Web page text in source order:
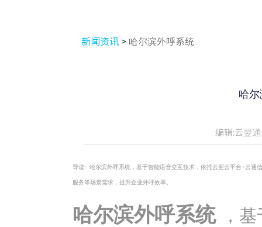
新闻资讯 > 哈尔滨外呼系统
哈
编辑:云翌
导读: 哈尔滨外呼系统，基于智能语音交互技术，依托云翌云平台+云通
服务等场景需求，提升企业外呼效率。
哈尔滨外呼系统
，